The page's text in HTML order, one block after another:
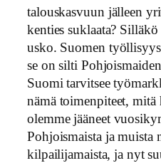
talouskasvuun jälleen
kenties suklaata?
usko. Suomen
se on silti
Suomi tarvitsee
nämä toimenpiteet, mitä
olemme jääneet
Pohjoismaista ja muista
kilpailijamaista, ja nyt